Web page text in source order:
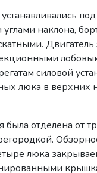
под
наклона,
силовой
люка в верхних
была отделена от
люка